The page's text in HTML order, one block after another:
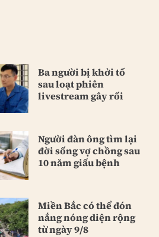
Ba người bị khởi tố
sau loạt phiên
livestream gây rối
Người đàn ông tìm lại
đời sống vợ chồng sau
10 năm giấu bệnh
Miền Bắc có thể đón
nắng nóng diện rộng
từ ngày 9/8